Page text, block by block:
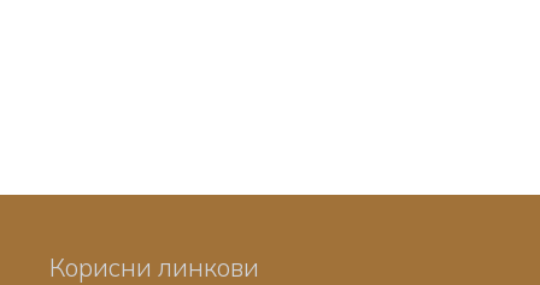
Корисни линкови